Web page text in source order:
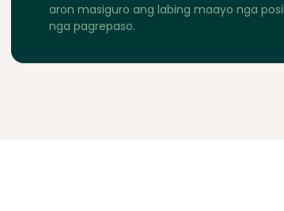
aron masiguro ang labing maayo nga
nga pagrepaso.